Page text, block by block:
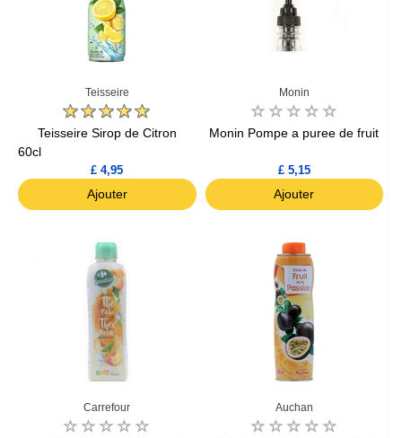
Teisseire
Teisseire Sirop de Citron
60cl
£ 4,95
Ajouter
Monin
Monin Pompe a puree de fruit
£ 5,15
Ajouter
Carrefour Auchan